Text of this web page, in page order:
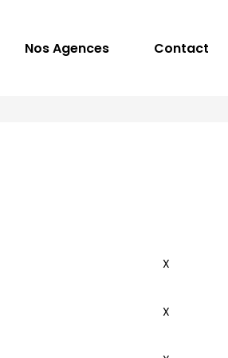
Nos Agences Contact
X
X